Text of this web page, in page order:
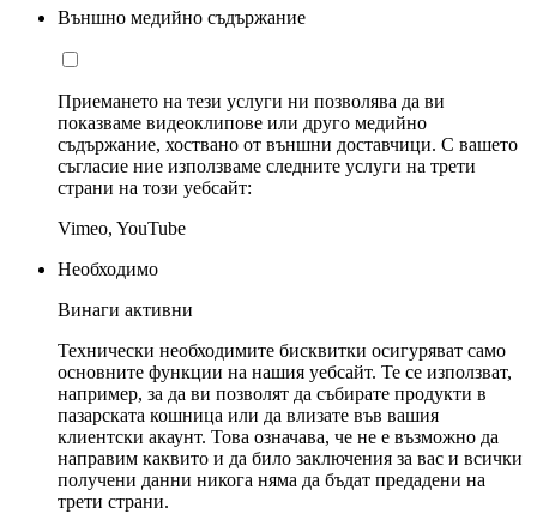
Външно медийно съдържание
Приемането на тези услуги ни позволява да ви
показваме видеоклипове или друго медийно
съдържание, хоствано от външни доставчици. С вашето
съгласие ние използваме следните услуги на трети
страни на този уебсайт:
Vimeo, YouTube
Необходимо
Винаги активни
Технически необходимите бисквитки осигуряват само
основните функции на нашия уебсайт. Те се използват,
например, за да ви позволят да събирате продукти в
пазарската кошница или да влизате във вашия
клиентски акаунт. Това означава, че не е възможно да
направим каквито и да било заключения за вас и всички
получени данни никога няма да бъдат предадени на
трети страни.